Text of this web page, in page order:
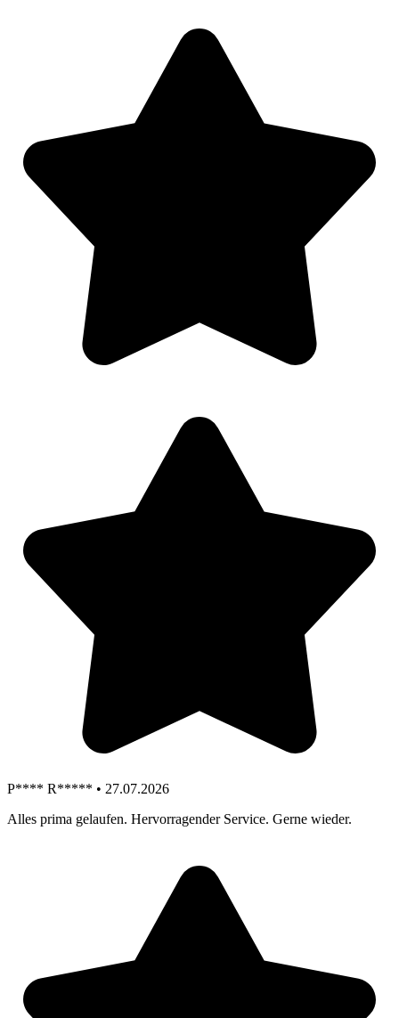
P**** R***** • 27.07.2026
Alles prima gelaufen. Hervorragender Service. Gerne wieder.